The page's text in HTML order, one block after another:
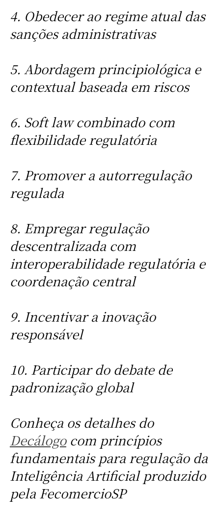
4. Obedecer ao regime atual das
sanções administrativas
5. Abordagem principiológica e
contextual baseada em riscos
6. Soft law combinado com
flexibilidade regulatória
7. Promover a autorregulação
regulada
8. Empregar regulação
descentralizada com
interoperabilidade regulatória e
coordenação central
9. Incentivar a inovação
responsável
10. Participar do debate de
padronização global
Conheça os detalhes do
Decálogocom princípios
fundamentais para regulação da
Inteligência Artificial produzido
pela FecomercioSP